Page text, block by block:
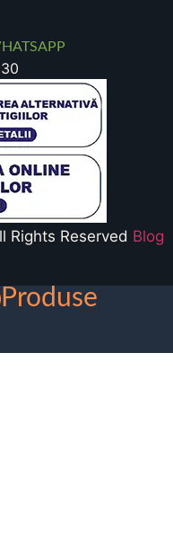
Rights Reserved Blog
Produse